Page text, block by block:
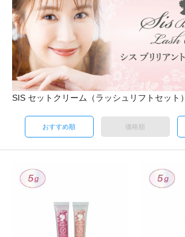
SIS セットクリーム（ラッシュリフトセット）
おすすめ順 価格順